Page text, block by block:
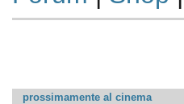
prossimamente al cinema